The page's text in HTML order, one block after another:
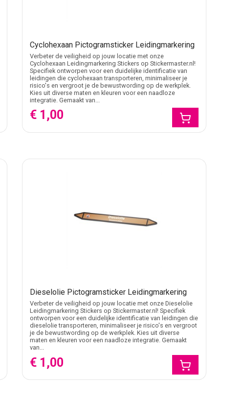
Cyclohexaan Pictogramsticker Leidingmarkering
Verbeter de veiligheid op jouw locatie met onze
Cyclohexaan Leidingmarkering Stickers op Stickermaster.nl!
Specifiek ontworpen voor een duidelijke identificatie van
leidingen die cyclohexaan transporteren, minimaliseer je
risico's en vergroot je de bewustwording op de werkplek.
Kies uit diverse maten en kleuren voor een naadloze
integratie. Gemaakt van...
€ 1,00
Dieselolie Pictogramsticker Leidingmarkering
Verbeter de veiligheid op jouw locatie met onze Dieselolie
Leidingmarkering Stickers op Stickermaster.nl! Specifiek
ontworpen voor een duidelijke identificatie van leidingen die
dieselolie transporteren, minimaliseer je risico's en vergroot
je de bewustwording op de werkplek. Kies uit diverse
maten en kleuren voor een naadloze integratie. Gemaakt
van...
€ 1,00